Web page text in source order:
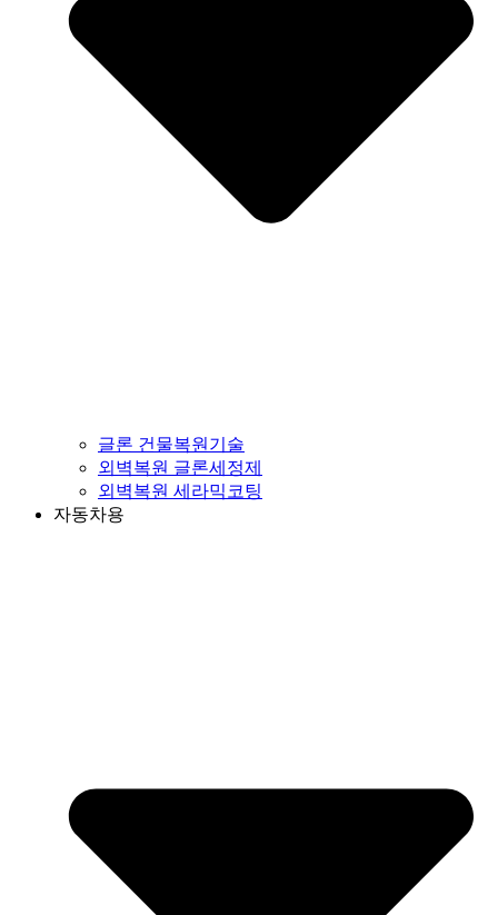
글론 건물복원기술
외벽복원 글론세정제
외벽복원 세라믹코팅
자동차용